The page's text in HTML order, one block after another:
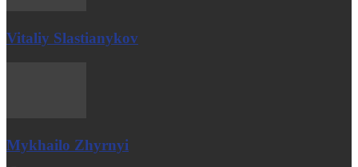
Vitaliy Slastianykov
Mykhailo Zhyrnyi